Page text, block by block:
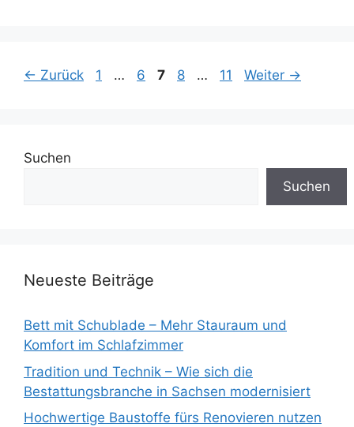
← Zurück Seite
1 … Seite
6 Seite
7 Seite
8 … Seite
11 Weiter →
Suchen
Suchen
Neueste Beiträge
Bett mit Schublade – Mehr Stauraum und
Komfort im Schlafzimmer
Tradition und Technik – Wie sich die
Bestattungsbranche in Sachsen modernisiert
Hochwertige Baustoffe fürs Renovieren nutzen